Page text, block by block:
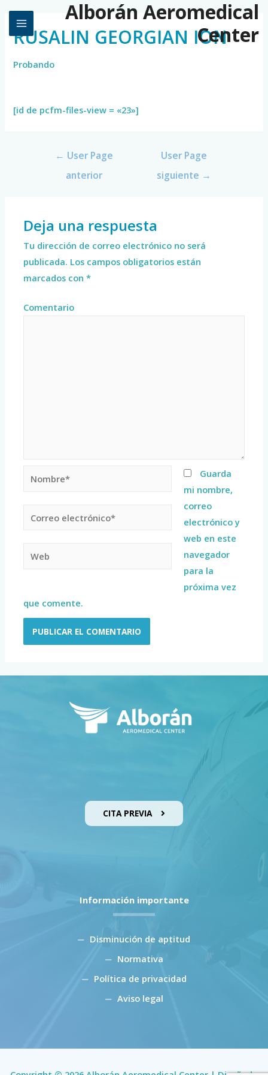
Alborán Aeromedical
Center
RUSALIN GEORGIAN ION
Probando
[id de pcfm-files-view = «23»]
← User Page
anterior
User Page
siguiente →
Deja una respuesta
Tu dirección de correo electrónico no será
publicada. Los campos obligatorios están
marcados con*
Comentario
Guarda
mi nombre,
correo
electrónico y
web en este
navegador
para la
próxima vez
que comente.
CITA PREVIA
Información importante
Disminución de aptitud
Normativa
Política de privacidad
Aviso legal